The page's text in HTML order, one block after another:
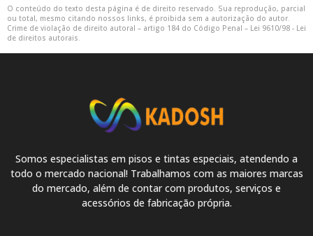
Tinta pu branco fosco
Tinta pu branco puro
Tinta pu cinza grafite
Tinta pu com catalisador
O conteúdo do texto desta página é de direito reservado. Sua reprodução, parcial
ou total, mesmo citando nossos links, é proibida sem a autorização do autor.
Crime de violação de direito autoral – artigo 184 do Código Penal – Lei 9610/98 - Lei
de direitos autorais.
Somos especialistas em pisos e tintas especiais, atendendo a
todo o mercado nacional! Trabalhamos com as maiores marcas
do mercado, além de contar com produtos, serviços e
acessórios de fabricação própria.